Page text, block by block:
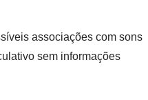
associações com sons
sem informações